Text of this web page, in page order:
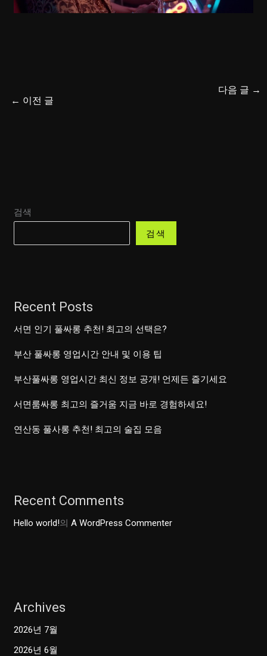
← 이전 글
다음 글 →
검색
검색
Recent Posts
서면 인기 풀싸롱 추천! 최고의 선택은?
부산 풀싸롱 영업시간 안내 및 이용 팁
부산풀싸롱 영업시간 최신 정보 공개! 언제든 즐기세요
서면룸싸롱 최고의 즐거움 지금 바로 경험하세요!
연산동 풀사롱 추천! 최고의 술집 모음
Recent Comments
Hello world!의A WordPress Commenter
Archives
2026년 7월
2026년 6월